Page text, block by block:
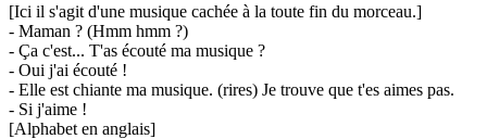
[Ici il s'agit d'une musique cachée à la toute fin du morceau.]
- Maman ? (Hmm hmm ?)
- Ça c'est... T'as écouté ma musique ?
- Oui j'ai écouté !
- Elle est chiante ma musique. (rires) Je trouve que t'es aimes pas.
- Si j'aime !
[Alphabet en anglais]